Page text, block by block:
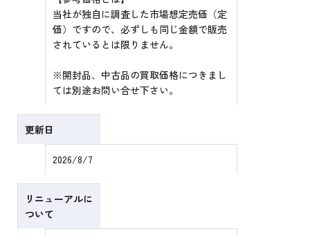
当社が独自に調査した市場想定売価（定
価）ですので、必ずしも同じ金額で販売
されているとは限りません。
※開封品、中古品の買取価格につきまし
ては別途お問い合せ下さい。
更新日
2026/8/7
リニューアルに
ついて